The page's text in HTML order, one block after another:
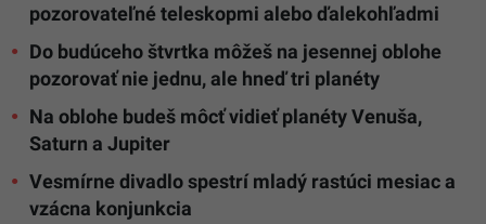
pozorovateľné teleskopmi alebo ďalekohľadmi
Do budúceho štvrtka môžeš na jesennej oblohe
pozorovať nie jednu, ale hneď tri planéty
Na oblohe budeš môcť vidieť planéty Venuša,
Saturn a Jupiter
Vesmírne divadlo spestrí mladý rastúci mesiac a
vzácna konjunkcia